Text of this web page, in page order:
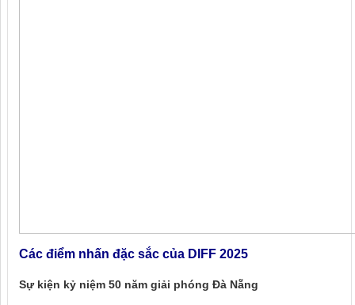
Các điểm nhấn đặc sắc của DIFF 2025
Sự kiện kỷ niệm 50 năm giải phóng Đà Nẵng